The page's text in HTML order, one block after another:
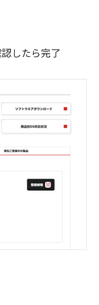
したら完了